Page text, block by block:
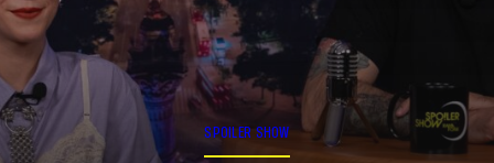
SPOILER SHOW